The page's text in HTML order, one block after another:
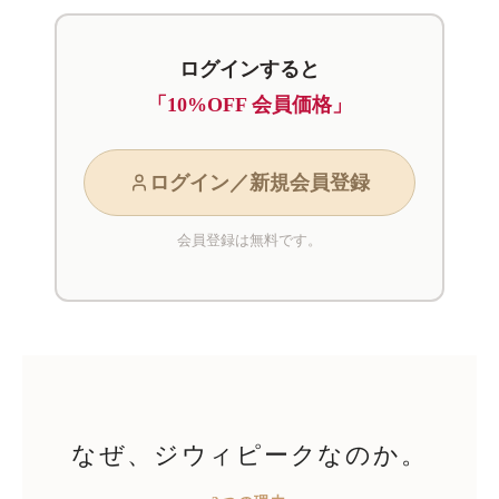
ログインすると
「10%OFF 会員価格」
ログイン／新規会員登録
会員登録は無料です。
なぜ、ジウィピークなのか。